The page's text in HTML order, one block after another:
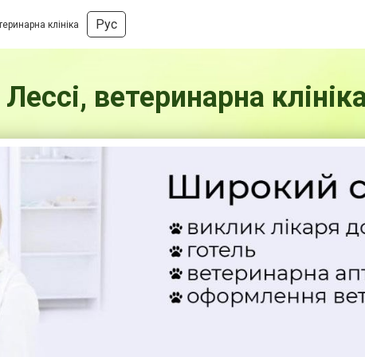
клініка Рус
Лессі, ветеринарна